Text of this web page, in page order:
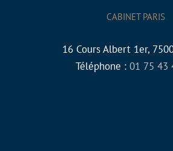
CABINET PARIS
16 Cours Albert 1er,
Téléphone : 01 75 43